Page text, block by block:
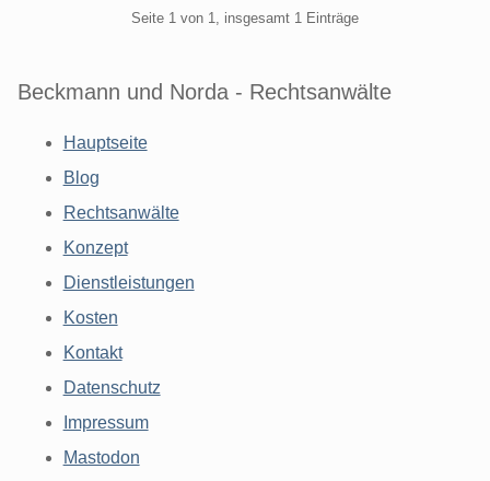
Seite 1 von 1, insgesamt 1 Einträge
Beckmann und Norda - Rechtsanwälte
Hauptseite
Blog
Rechtsanwälte
Konzept
Dienstleistungen
Kosten
Kontakt
Datenschutz
Impressum
Mastodon